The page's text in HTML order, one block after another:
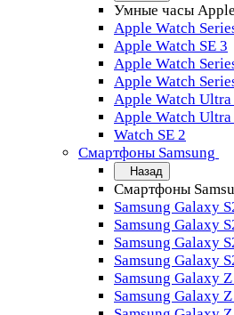
Умные часы
Apple Watch
Apple Watch SE 3
Apple Watch
Apple Watch
Apple Watch Ultra
Apple Watch Ultra
Watch SE 2
Смартфоны Samsung
Назад
Смартфоны
Samsung Galaxy
Samsung Galaxy
Samsung Galaxy
Samsung Galaxy
Samsung Galaxy
Samsung Galaxy